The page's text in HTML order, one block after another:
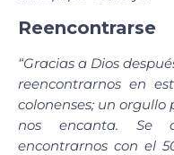
Reencontrarse
“Gracias a Dios
reencontrarnos en
colonenses; un
nos encanta. Se
encontrarnos con el